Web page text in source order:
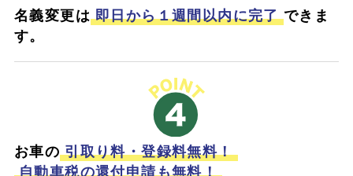
名義変更は 即日から１週間以内に完了 できま
す。
お車の 引取り料・登録料無料！
自動車税の還付申請も無料！